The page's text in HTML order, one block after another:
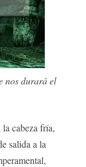
nos durará el
cabeza fría,
salida a la